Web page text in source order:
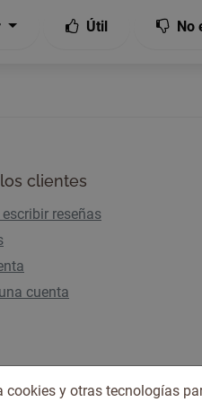
Útil No
clientes
reseñas
cuenta
cookies y otras tecnologías